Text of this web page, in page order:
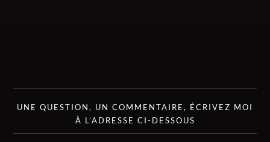
UNE QUESTION, UN COMMENTAIRE, ÉCRIVEZ MOI
À L’ADRESSE CI-DESSOUS